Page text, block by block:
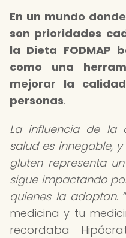
En un mundo
son prioridades
la Dieta FODMAP
como una
mejorar la
personas.
La influencia de la
salud es innegable, y
gluten representa
sigue impactando
quienes la adoptan.
medicina y tu
recordaba